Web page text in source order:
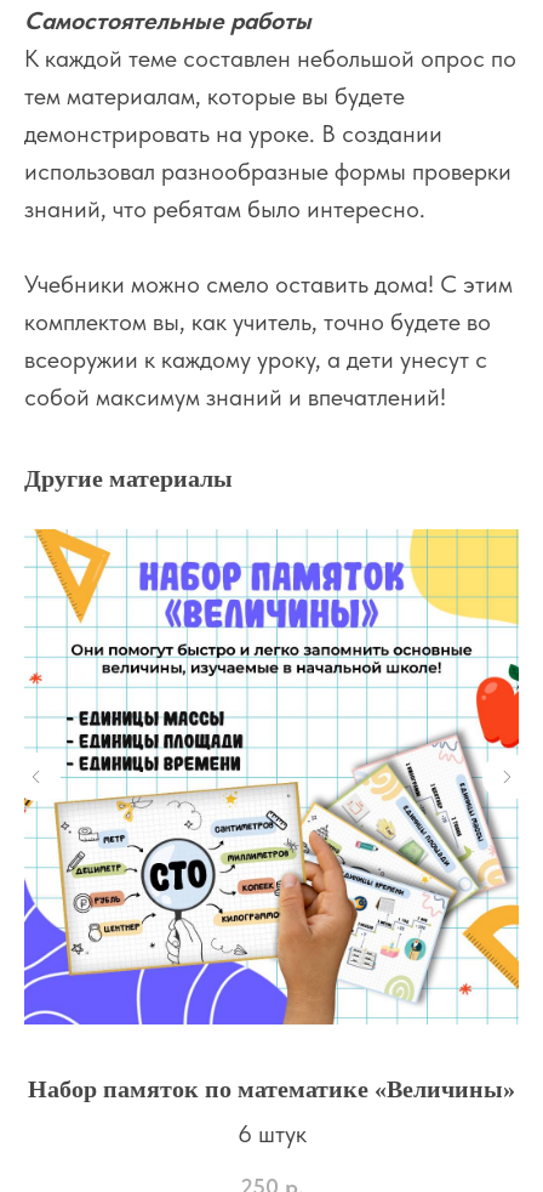
Самостоятельные работы
К каждой теме составлен небольшой опрос по
тем материалам, которые вы будете
демонстрировать на уроке. В создании
использовал разнообразные формы проверки
знаний, что ребятам было интересно.
Учебники можно смело оставить дома! С этим
комплектом вы, как учитель, точно будете во
всеоружии к каждому уроку, а дети унесут с
собой максимум знаний и впечатлений!
Другие материалы
Набор памяток по математике «Величины»
6 штук
250 р.